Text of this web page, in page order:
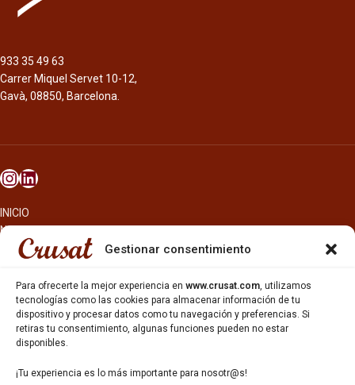
Gestionar consentimiento
Para ofrecerte la mejor experiencia en www.crusat.com, utilizamos
tecnologías como las cookies para almacenar información de tu
dispositivo y procesar datos como tu navegación y preferencias. Si
retiras tu consentimiento, algunas funciones pueden no estar
disponibles.
¡Tu experiencia es lo más importante para nosotr@s!
933 35 49 63
Carrer Miquel Servet 10-12,
Gavà, 08850, Barcelona.
INICIO
NOSOTROS
CERVEZAS
OTROS PRODUCTOS
REPARTO EN BARCELONA
HOSTELERÍA Y PEQUEÑA ALIMENTACIÓN
CARTAS DE CERVEZAS Y VINO
CATAS Y FORMACIONES
SERVICIO TÉCNICO